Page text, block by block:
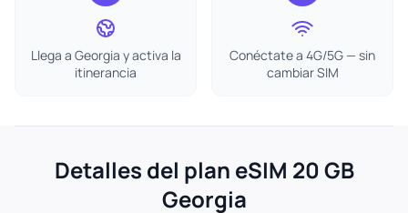
Llega a Georgia y activa la
itinerancia
Conéctate a 4G/5G — sin
cambiar SIM
Detalles del plan eSIM 20 GB
Georgia